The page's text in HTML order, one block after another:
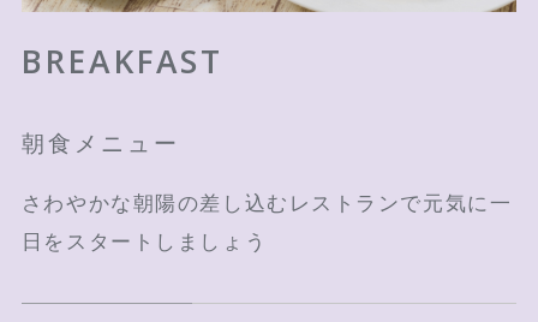
BREAKFAST
朝食メニュー
さわやかな朝陽の差し込むレストランで元気に一
日をスタートしましょう